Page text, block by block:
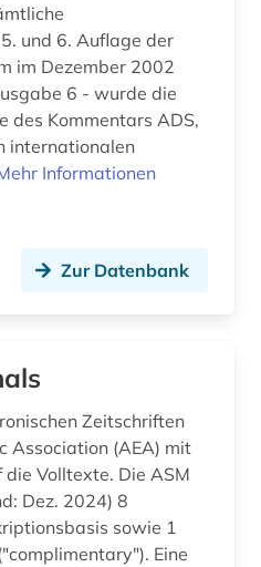
deutsche bundesbank (2)
philologie (1)
deutscher einwanderer (1)
deutschland handelsmarke (1)
deutschland statistik (1)
deutschland warenzeichen (1)
und 6. Auflage der
im Dezember 2002
6 - wurde die
des Kommentars ADS,
internationalen
Informationen
Zur Datenbank
Zeitschriften
Association (AEA) mit
Volltexte. Die ASM
Dez. 2024) 8
sowie 1
Eine